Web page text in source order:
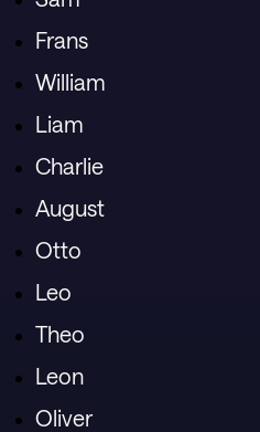
Frans
William
Liam
Charlie
August
Otto
Leo
Theo
Leon
Oliver